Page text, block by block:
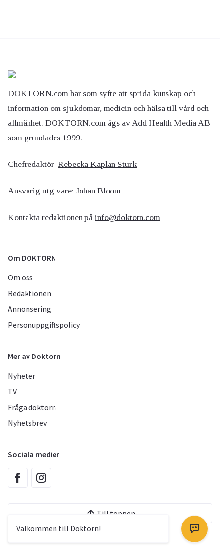
Välkommen till Doktorn!
DOKTORN.com har som syfte att sprida kunskap och
information om sjukdomar, medicin och hälsa till vård och
allmänhet. DOKTORN.com ägs av Add Health Media AB
som grundades 1999.
Chefredaktör: Rebecka Kaplan Sturk
Ansvarig utgivare: Johan Bloom
Kontakta redaktionen på info@doktorn.com
Om DOKTORN
Om oss
Redaktionen
Annonsering
Personuppgiftspolicy
Mer av Doktorn
Nyheter
TV
Fråga doktorn
Nyhetsbrev
Sociala medier
Till toppen